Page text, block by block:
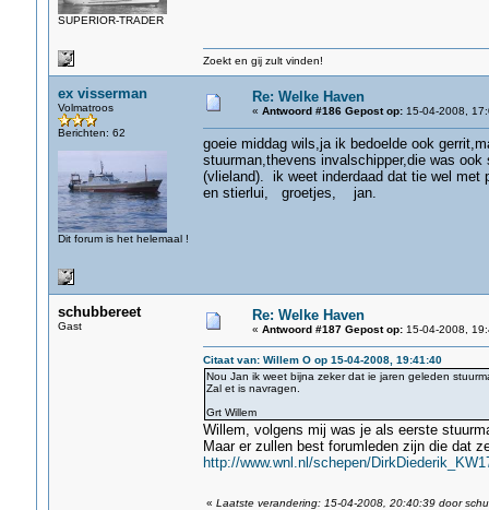
SUPERIOR-TRADER
Zoekt en gij zult vinden!
ex visserman
Volmatroos
Berichten: 62
Dit forum is het helemaal !
Re: Welke Haven
« Antwoord #186 Gepost op:15-04-2008,
goeie middag wils,ja ik bedoelde ook
stuurman,thevens invalschipper,die was
(vlieland). ik weet inderdaad dat tie wel met
en stierlui, groetjes, jan.
schubbereet
Gast
Re: Welke Haven
« Antwoord #187 Gepost op:15-04-2008,
Citaat van: Willem O op 15-04-2008, 19:41:40
Nou Jan ik weet bijna zeker dat ie jaren geleden
Zal et is navragen.
Grt Willem
Willem, volgens mij was je als eerste
Maar er zullen best forumleden zijn die dat
http://www.wnl.nl/schepen/
« Laatste verandering: 15-04-2008, 20:40:39 door